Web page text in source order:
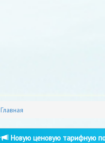
Главная
Новую ценовую тарифную